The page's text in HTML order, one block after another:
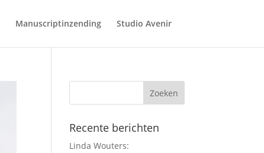
Manuscriptinzending Studio Avenir
Recente berichten
Linda Wouters: